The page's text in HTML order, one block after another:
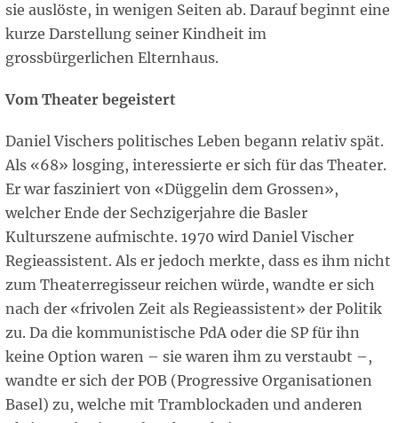
sie auslöste, in wenigen Seiten ab. Darauf beginnt eine
kurze Darstellung seiner Kindheit im
grossbürgerlichen Elternhaus.
Vom Theater begeistert
Daniel Vischers politisches Leben begann relativ spät.
Als «68» losging, interessierte er sich für das Theater.
Er war fasziniert von «Düggelin dem Grossen»,
welcher Ende der Sechzigerjahre die Basler
Kulturszene aufmischte. 1970 wird Daniel Vischer
Regieassistent. Als er jedoch merkte, dass es ihm nicht
zum Theaterregisseur reichen würde, wandte er sich
nach der «frivolen Zeit als Regieassistent» der Politik
zu. Da die kommunistische PdA oder die SP für ihn
keine Option waren – sie waren ihm zu verstaubt –,
wandte er sich der POB (Progressive Organisationen
Basel) zu, welche mit Tramblockaden und anderen